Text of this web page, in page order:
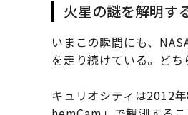
火星の謎を解明す
いまこの瞬間にも、
を走り続けている。ど
キュリオシティは2012